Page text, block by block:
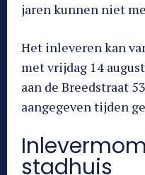
jaren kunnen niet
Het inleveren kan
met vrijdag 14
aan de Breedstraat
aangegeven tijden
stadhuis